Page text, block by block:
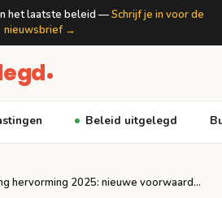
het laatste beleid —Schrijf je in voor de
nieuwsbrief →
Beleid uitgelegd
MKB-borgstellingsregeling hervorming 2025: nieuwe voorwaarden en risicobeoordeling voor…